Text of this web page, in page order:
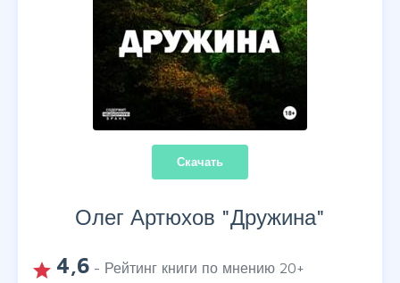
Скачать
Олег Артюхов "Дружина"
grade 4,6 - Рейтинг книги по мнению 20+